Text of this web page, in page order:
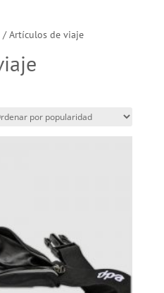
/ Artículos de viaje